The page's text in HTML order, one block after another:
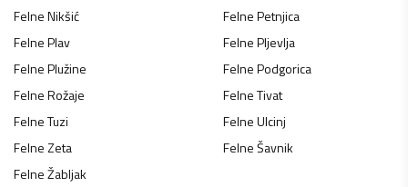
FelneNikšić FelnePetnjica
FelnePlav FelnePljevlja
FelnePlužine FelnePodgorica
FelneRožaje FelneTivat
FelneTuzi FelneUlcinj
FelneZeta FelneŠavnik
FelneŽabljak